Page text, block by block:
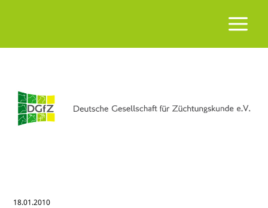
18.01.2010